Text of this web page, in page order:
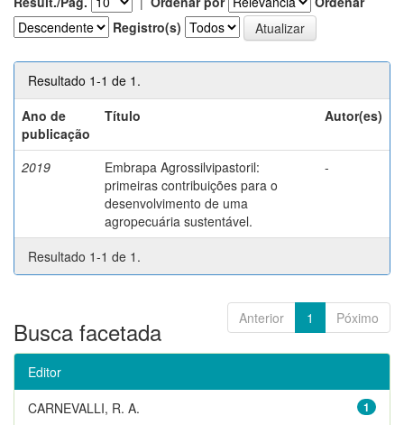
Registro(s)
Resultado 1-1 de 1.
Ano de
publicação
Título Autor(es)
2019
Embrapa Agrossilvipastoril:
primeiras contribuições para o
desenvolvimento de uma
agropecuária sustentável.
-
Resultado 1-1 de 1.
Anterior 1 Póximo
Busca facetada
Editor
1
CARNEVALLI, R. A.